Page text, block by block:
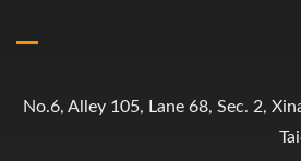
No.6, Alley 105, Lane 68, Sec. 2,